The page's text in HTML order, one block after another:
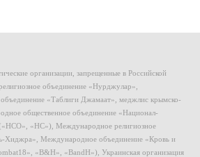
организации, запрещенные в Российской
объединение «Нурджулар»,
«Таблиги Джамаат», меджлис крымско-
общественное объединение «Национал-
(«НСО», «НС»), Международное религиозное
Хиджра», Международное объединение «Кровь и
«B&H», «BandH»), Украинская организация